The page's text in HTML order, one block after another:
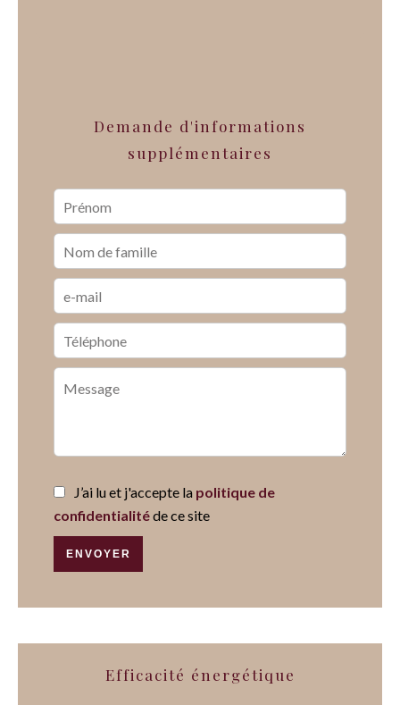
Demande d'informations
supplémentaires
J’ai lu et j'accepte la politique de
confidentialitéde ce site
ENVOYER
Efficacité énergétique